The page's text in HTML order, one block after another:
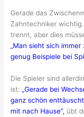
Gerade das
Zahntechniker
trennt, aber dies
„Man sieht sich
genug Beispiele bei
Die Spieler sind
ist: „Gerade bei
ganz schön
mit nach Hause“, übt